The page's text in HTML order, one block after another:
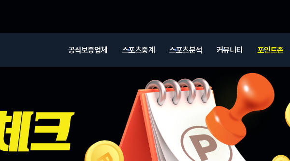
공식보증업체 스포츠중계 스포츠분석 커뮤니티 포인트존